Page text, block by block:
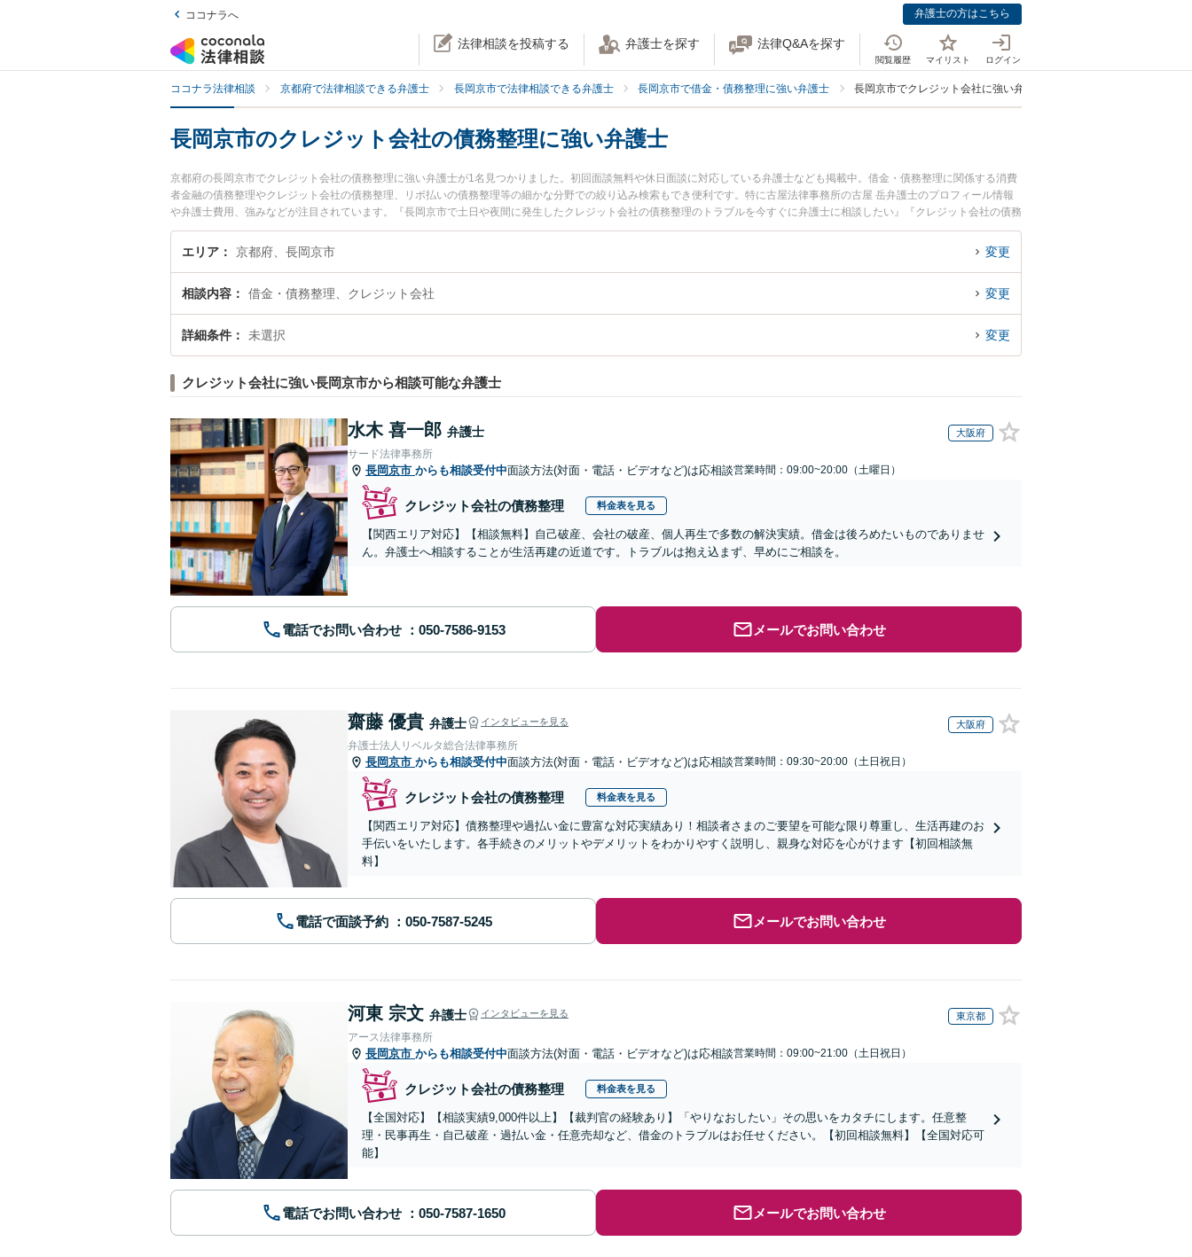
ココナラへ 弁護士の方はこちら
法律相談を投稿する 弁護士を探す 法律Q&Aを探す
閲覧履歴 マイリスト ログイン
ココナラ法律相談 京都府で法律相談できる弁護士 長岡京市で法律相談できる弁護士 長岡京市で借金・債務整理に強い弁護士 長岡京市でクレジット会社に強い弁護士
長岡京市のクレジット会社の債務整理に強い弁護士
京都府の長岡京市でクレジット会社の債務整理に強い弁護士が1名見つかりました。初回面談無料や休日面談に対応している弁護士なども掲載中。借金・債務整理に関係する消費
者金融の債務整理やクレジット会社の債務整理、リボ払いの債務整理等の細かな分野での絞り込み検索もでき便利です。特に古屋法律事務所の古屋 岳弁護士のプロフィール情報
や弁護士費用、強みなどが注目されています。『長岡京市で土日や夜間に発生したクレジット会社の債務整理のトラブルを今すぐに弁護士に相談したい』『クレジット会社の債務
整理のトラブル解決の実績豊富な近くの弁護士を検索したい』『初回相談無料でクレジット会社の債務整理を法律相談できる長岡京市内の弁護士に相談予約したい』などでお困り
の相談者さんにおすすめです。
エリア 京都府、長岡京市 変更
相談内容 借金・債務整理、クレジット会社 変更
詳細条件 未選択 変更
クレジット会社に強い長岡京市から相談可能な弁護士
水木 喜一郎 弁護士 大阪府
サード法律事務所
長岡京市 からも相談受付中面談方法(対面・電話・ビデオなど)は応相談営業時間：09:00~20:00（土曜日）
クレジット会社の債務整理 料金表を見る
【関西エリア対応】【相談無料】自己破産、会社の破産、個人再生で多数の解決実績。借金は後ろめたいものでありませ
ん。弁護士へ相談することが生活再建の近道です。トラブルは抱え込まず、早めにご相談を。
電話でお問い合わせ メールでお問い合わせ
齋藤 優貴 弁護士 インタビューを見る 大阪府
弁護士法人リベルタ総合法律事務所
長岡京市 からも相談受付中面談方法(対面・電話・ビデオなど)は応相談営業時間：09:30~20:00（土日祝日）
クレジット会社の債務整理 料金表を見る
【関西エリア対応】債務整理や過払い金に豊富な対応実績あり！相談者さまのご要望を可能な限り尊重し、生活再建のお
手伝いをいたします。各手続きのメリットやデメリットをわかりやすく説明し、親身な対応を心がけます【初回相談無
料】
電話で面談予約 メールでお問い合わせ
河東 宗文 弁護士 インタビューを見る 東京都
アース法律事務所
長岡京市 からも相談受付中面談方法(対面・電話・ビデオなど)は応相談営業時間：09:00~21:00（土日祝日）
クレジット会社の債務整理 料金表を見る
【全国対応】【相談実績9,000件以上】【裁判官の経験あり】「やりなおしたい」その思いをカタチにします。任意整
理・民事再生・自己破産・過払い金・任意売却など、借金のトラブルはお任せください。【初回相談無料】【全国対応可
能】
電話でお問い合わせ メールでお問い合わせ